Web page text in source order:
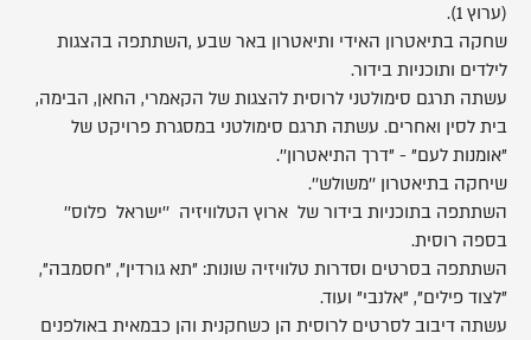
(ערוץ 1).
שחקה בתיאטרון האידי ותיאטרון באר שבע ,השתתפה בהצגות
לילדים ותוכניות בידור.
עשתה תרגם סימולטני לרוסית להצגות של הקאמרי, החאן, הבימה,
בית לסין ואחרים. עשתה תרגם סימולטני במסגרת פרויקט של
"אומנות לעם" - "דרך התיאטרון''.
שיחקה בתיאטרון ''משולש''.
השתתפה בתוכניות בידור של ארוץ הטלוויזיה ''ישראל פלוס''
בספה רוסית.
השתתפה בסרטים וסדרות טלוויזיה שונות: "תא גורדין", "חסמבה",
"לצוד פילים", "אלנבי" ועוד.
עשתה דיבוב לסרטים לרוסית הן כשחקנית והן כבמאית באולפנים